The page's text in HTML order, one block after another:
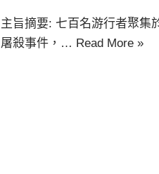
主旨摘要: 七百名游行者聚集
屠殺事件，… Read More »